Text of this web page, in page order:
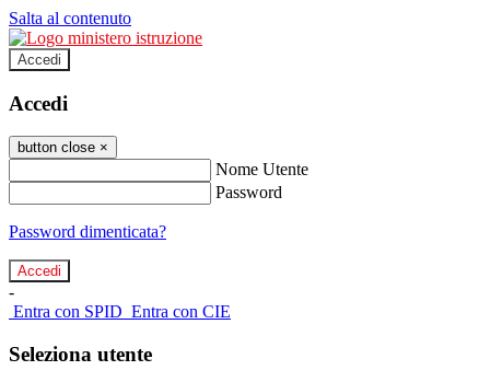
Salta al contenuto
Accedi
Accedi
button close ×
Nome Utente
Password
Password dimenticata?
-
Entra con SPID Entra con CIE
Seleziona utente